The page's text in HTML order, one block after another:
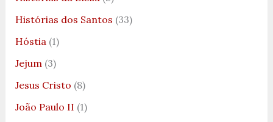
Histórias dos Santos (33)
Hóstia(1)
Jejum(3)
Jesus Cristo (8)
João Paulo II (1)